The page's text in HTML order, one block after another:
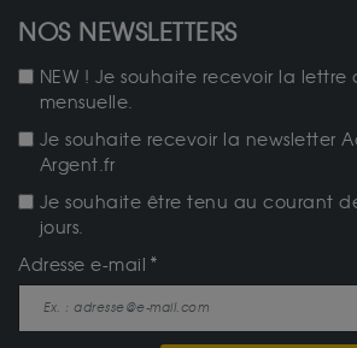
NOS NEWSLETTERS
NEW ! Je souhaite recevoir la
mensuelle.
Je souhaite recevoir la newsletter
Argent.fr
Je souhaite être tenu au courant
jours.
Adresse e-mail